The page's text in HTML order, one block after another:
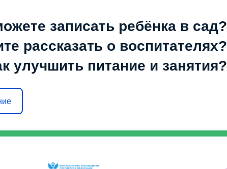
записать ребёнка в сад?
рассказать о воспитателях?
улучшить питание и занятия?